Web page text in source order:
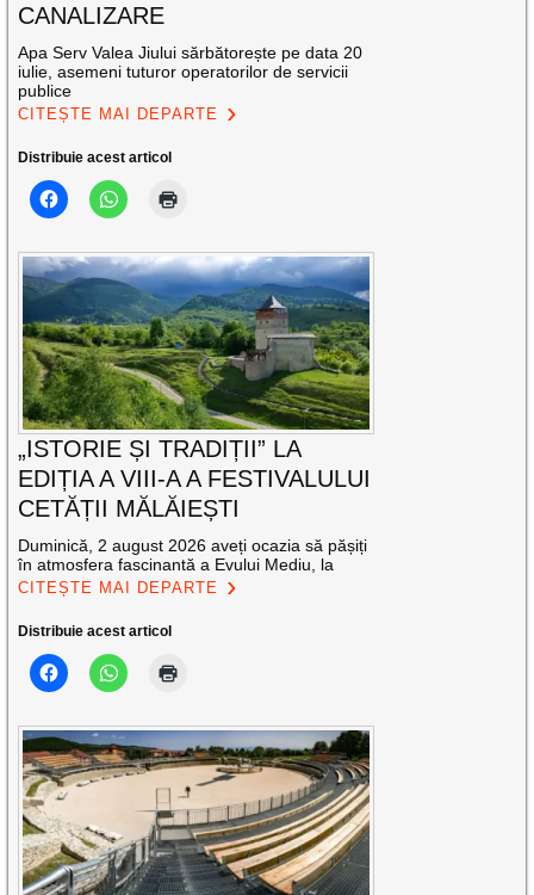
CANALIZARE
Apa Serv Valea Jiului sărbătorește pe data 20
iulie, asemeni tuturor operatorilor de servicii
publice
CITEȘTE MAI DEPARTE
Distribuie acest articol
„ISTORIE ȘI TRADIȚII” LA
EDIȚIA A VIII-A A FESTIVALULUI
CETĂȚII MĂLĂIEȘTI
Duminică, 2 august 2026 aveți ocazia să pășiți
în atmosfera fascinantă a Evului Mediu, la
CITEȘTE MAI DEPARTE
Distribuie acest articol